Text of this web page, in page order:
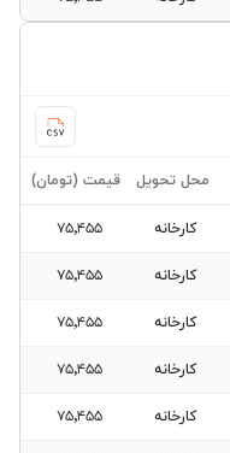
محل تحویل قیمت (تومان)
کارخانه ۷۵٬۴۵۵
کارخانه ۷۵٬۴۵۵
کارخانه ۷۵٬۴۵۵
کارخانه ۷۵٬۴۵۵
کارخانه ۷۵٬۴۵۵